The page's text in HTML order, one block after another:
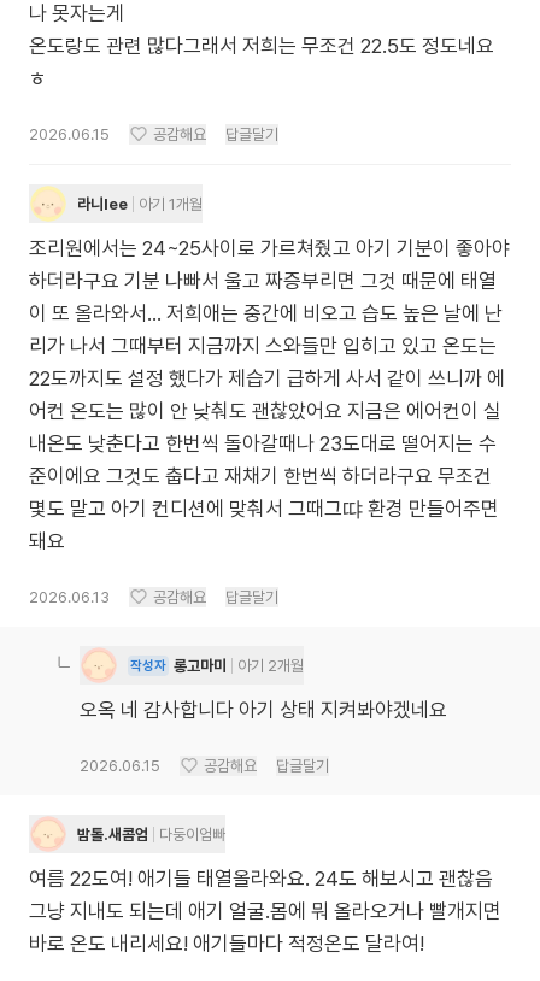
나 못자는게
온도랑도 관련 많다그래서 저희는 무조건 22.5도 정도네요
ㅎ
2026.06.15 공감해요 답글달기
라니lee 아기 1개월
조리원에서는 24~25사이로 가르쳐줬고 아기 기분이 좋아야
하더라구요 기분 나빠서 울고 짜증부리면 그것 때문에 태열
이 또 올라와서... 저희애는 중간에 비오고 습도 높은 날에 난
리가 나서 그때부터 지금까지 스와들만 입히고 있고 온도는
22도까지도 설정 했다가 제습기 급하게 사서 같이 쓰니까 에
어컨 온도는 많이 안 낮춰도 괜찮았어요 지금은 에어컨이 실
내온도 낮춘다고 한번씩 돌아갈때나 23도대로 떨어지는 수
준이에요 그것도 춥다고 재채기 한번씩 하더라구요 무조건
몇도 말고 아기 컨디션에 맞춰서 그때그땨 환경 만들어주면
돼요
2026.06.13 공감해요 답글달기
작성자 롱고마미 아기 2개월
오옥 네 감사합니다 아기 상태 지켜봐야겠네요
2026.06.15 공감해요 답글달기
밤톨.새콤엄 다둥이엄빠
여름 22도여! 애기들 태열올라와요. 24도 해보시고 괜찮음
그냥 지내도 되는데 애기 얼굴.몸에 뭐 올라오거나 빨개지면
바로 온도 내리세요! 애기들마다 적정온도 달라여!